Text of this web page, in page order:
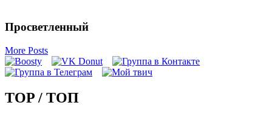
Просветленный
More Posts
TOP / ТОП